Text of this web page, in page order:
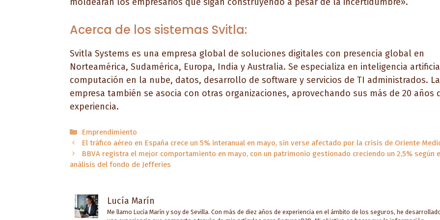
Acerca de los sistemas Svitla:
Svitla Systems es una empresa global de soluciones digitales con presencia global en
Norteamérica, Sudamérica, Europa, India y Australia. Se especializa en inteligencia
computación en la nube, datos, desarrollo de software y servicios de TI administrados. La
empresa también se asocia con otras organizaciones, aprovechando sus más de 20 años
experiencia.
Categorías
Emprendimiento
El tráfico aéreo en España crece un 5% interanual en mayo, sin verse afectado por la crisis de Oriente
BBVA registra el mejor comportamiento en mayo, con un patrimonio gestionado creciendo un 2,5% según
análisis del fondo de Jefferies
Lucía Marín
Me llamo Lucía Marín y soy de Sevilla. Con más de diez años de experiencia en el ámbito de los seguros, he